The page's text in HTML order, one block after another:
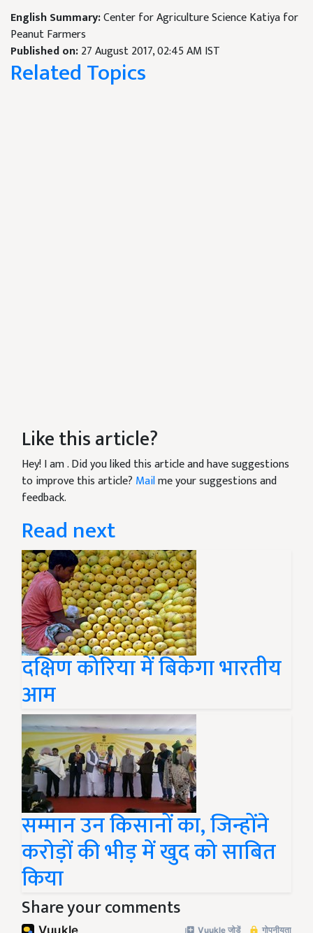
English Summary:Center for Agriculture Science Katiya for
Peanut Farmers
Published on:27 August 2017, 02:45 AM IST
Related Topics
Like this article?
Hey! I am. Did you liked this article and have suggestions
to improve this article? Mailme your suggestions and
feedback.
Read next
दक्षिण कोरिया में बिकेगा भारतीय
आम
सम्मान उन किसानों का, जिन्होंने
करोड़ों की भीड़ में खुद को साबित
किया
Share your comments